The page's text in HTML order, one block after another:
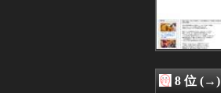
08/08 16:52
08/08 16:50
08/08 16:50
08/08 16:50
08/08 16:50
8 位 (→)